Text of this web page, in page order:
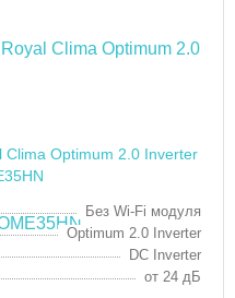
Clima Optimum 2.0 Inverter
Без Wi-Fi модуля
Optimum 2.0 Inverter
DC Inverter
от 24 дБ